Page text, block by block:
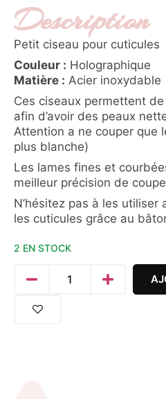
Description
Petit ciseau pour cuticules
Couleur : Holographique
Matière : Acier inoxydable
Ces ciseaux permettent
afin d’avoir des peaux
Attention a ne couper que
plus blanche)
Les lames fines et
meilleur précision de
N’hésitez pas à les utiliser
les cuticules grâce au
2 EN STOCK